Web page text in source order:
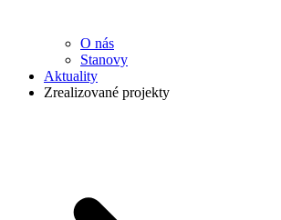
O nás
Stanovy
Aktuality
Zrealizované projekty